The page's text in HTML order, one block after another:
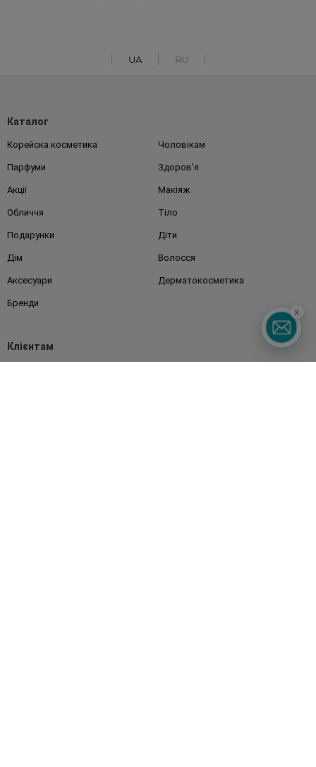
UA RU
Каталог
Корейска косметика Чоловікам
Парфуми Здоров'я
Акції Макіяж
Обличчя Тіло
Подарунки Діти
Дім Волосся
Аксесуари Дерматокосметика
Бренди
Клієнтам
x